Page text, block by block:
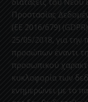
Προστασίας
(ΕΕ 2016/679)
25/05/2018, για την
προσώπων έναντι
προσωπικού
κυκλοφορία των
ενημερώνει με το